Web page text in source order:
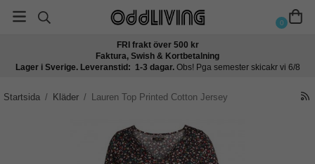
0
FRI frakt över 500 kr
Faktura, Swish & Kortbetalning
Lager i Sverige. Leveranstid: 1-3 dagar. Obs! Pga semester skicakr vi 6/8
Startsida / Kläder / Lauren Top Printed Cotton Jersey